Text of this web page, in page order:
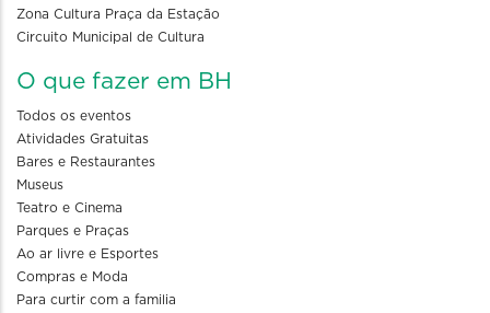
Zona Cultura Praça da Estação
Circuito Municipal de Cultura
O que fazer em BH
Todos os eventos
Atividades Gratuitas
Bares e Restaurantes
Museus
Teatro e Cinema
Parques e Praças
Ao ar livre e Esportes
Compras e Moda
Para curtir com a familia